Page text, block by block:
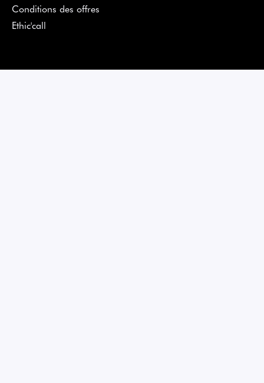
Conditions des offres
Ethic'call